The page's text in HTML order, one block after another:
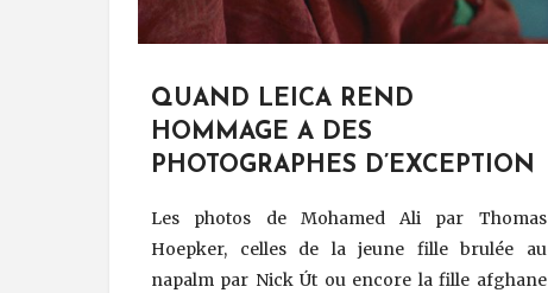
QUAND LEICA REND
HOMMAGE A DES
PHOTOGRAPHES D’EXCEPTION
Les photos de Mohamed Ali par Thomas
Hoepker, celles de la jeune fille brulée au
napalm par Nick Út ou encore la fille afghane